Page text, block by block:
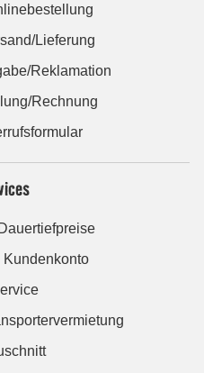
Lieferung
Reklamation
Rechnung